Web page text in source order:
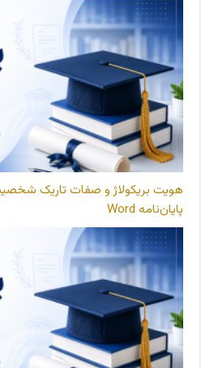
هویت بریکولاژ و صفات تاریک
پایان‌نامه Word